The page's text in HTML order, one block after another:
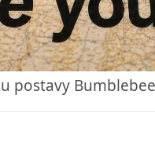
postavy